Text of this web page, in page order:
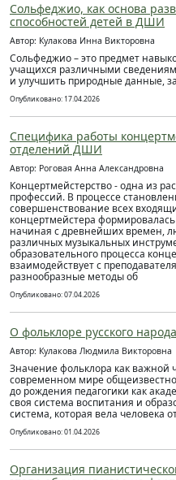
Сольфеджио, как основа
способностей детей в ДШИ
Автор: Кулакова Инна Викторовна
Сольфеджио – это предмет
учащихся различными
и улучшить природные данные,
Опубликовано: 17.04.2026
Специфика работы
отделений ДШИ
Автор: Роговая Анна Александровна
Концертмейстерство - одна из
профессий. В процессе
совершенствование всех
концертмейстера
начиная с древнейших времен,
различных музыкальных
образовательного процесса
взаимодействует с
разнообразные методы об
Опубликовано: 07.04.2026
О фольклоре русского народа
Автор: Кулакова Людмила Викторовна
Значение фольклора как важной
современном мире
до рождения педагогики как
своя система воспитания и
система, которая вела человека
Опубликовано: 01.04.2026
Организация